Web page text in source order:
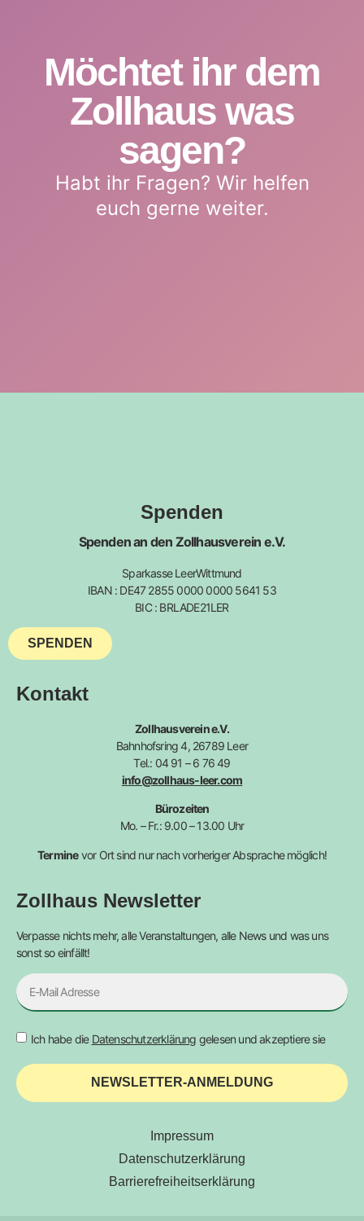
Möchtet ihr dem
Zollhaus was
sagen?
Habt ihr Fragen? Wir helfen
euch gerne weiter.
Spenden
Spenden an den Zollhausverein e.V.
Sparkasse LeerWittmund
IBAN : DE47 2855 0000 0000 5641 53
BIC : BRLADE21LER
SPENDEN
Kontakt
Zollhausverein e.V.
Bahnhofsring 4, 26789 Leer
Tel.: 04 91 – 6 76 49
info@zollhaus-leer.com
Bürozeiten
Mo. – Fr.: 9.00 – 13.00 Uhr
Terminevor Ort sind nur nach vorheriger Absprache möglich!
Zollhaus Newsletter
Verpasse nichts mehr, alle Veranstaltungen, alle News und was uns
sonst so einfällt!
Ich habe die Datenschutzerklärung gelesen und akzeptiere sie
NEWSLETTER-ANMELDUNG
Impressum
Datenschutzerklärung
Barrierefreiheitserklärung